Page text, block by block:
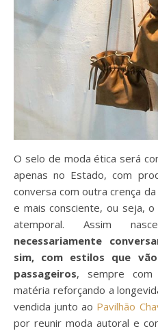
O selo de moda ética será
apenas no Estado, com
conversa com outra crença
e mais consciente, ou seja,
atemporal. Assim
necessariamente
sim, com estilos que
passageiros, sempre
matéria reforçando a
vendida junto ao Pavilhão
por reunir moda autoral e